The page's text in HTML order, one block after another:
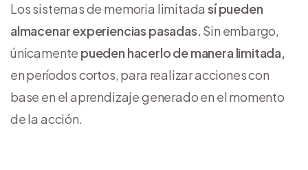
Los sistemas de memoria limitadasí pueden
almacenar experiencias pasadas. Sin embargo,
únicamente pueden hacerlo de manera limitada,
en períodos cortos, para realizar acciones con
base en el aprendizaje generado en el momento
de la acción.